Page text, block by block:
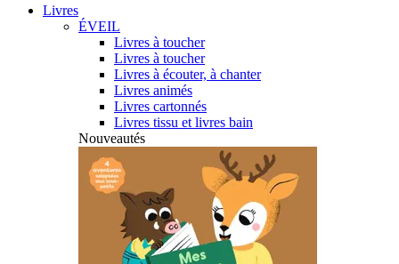
Livres
ÉVEIL
Livres à toucher
Livres à toucher
Livres à écouter, à chanter
Livres animés
Livres cartonnés
Livres tissu et livres bain
Nouveautés